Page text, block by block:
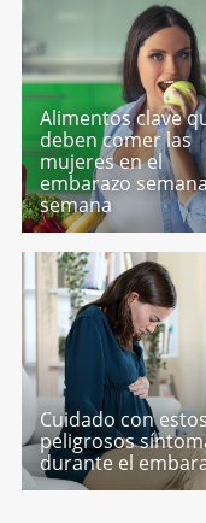
Alimentos clave
deben comer las
mujeres en el
embarazo
semana
Cuidado con
peligrosos
durante el